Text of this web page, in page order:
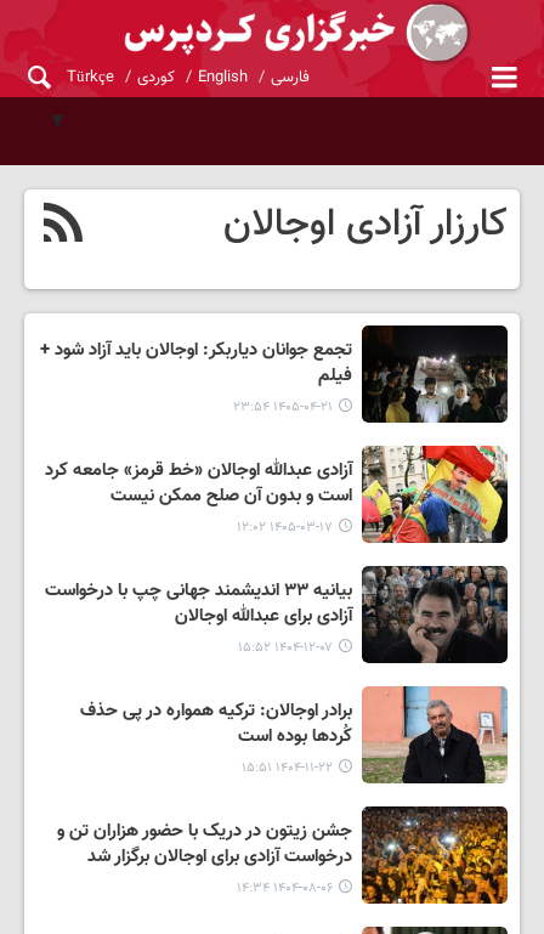
فارسی English کوردی Türkçe
کارزار آزادی اوجالان
تجمع جوانان دیاربکر: اوجالان باید آزاد شود +
فیلم
۱۴۰۵-۰۴-۲۱ ۲۳:۵۴
آزادی عبدالله اوجالان «خط قرمز» جامعه کرد
است و بدون آن صلح ممکن نیست
۱۴۰۵-۰۳-۱۷ ۱۲:۰۲
بیانیه ۳۳ اندیشمند جهانی چپ با درخواست
آزادی برای عبدالله اوجالان
۱۴۰۴-۱۲-۰۷ ۱۵:۵۲
برادر اوجالان: ترکیه همواره در پی حذف
کُردها بوده است
۱۴۰۴-۱۱-۲۲ ۱۵:۵۱
جشن زیتون در دریک با حضور هزاران تن و
درخواست آزادی برای اوجالان برگزار شد
۱۴۰۴-۰۸-۰۶ ۱۴:۳۴